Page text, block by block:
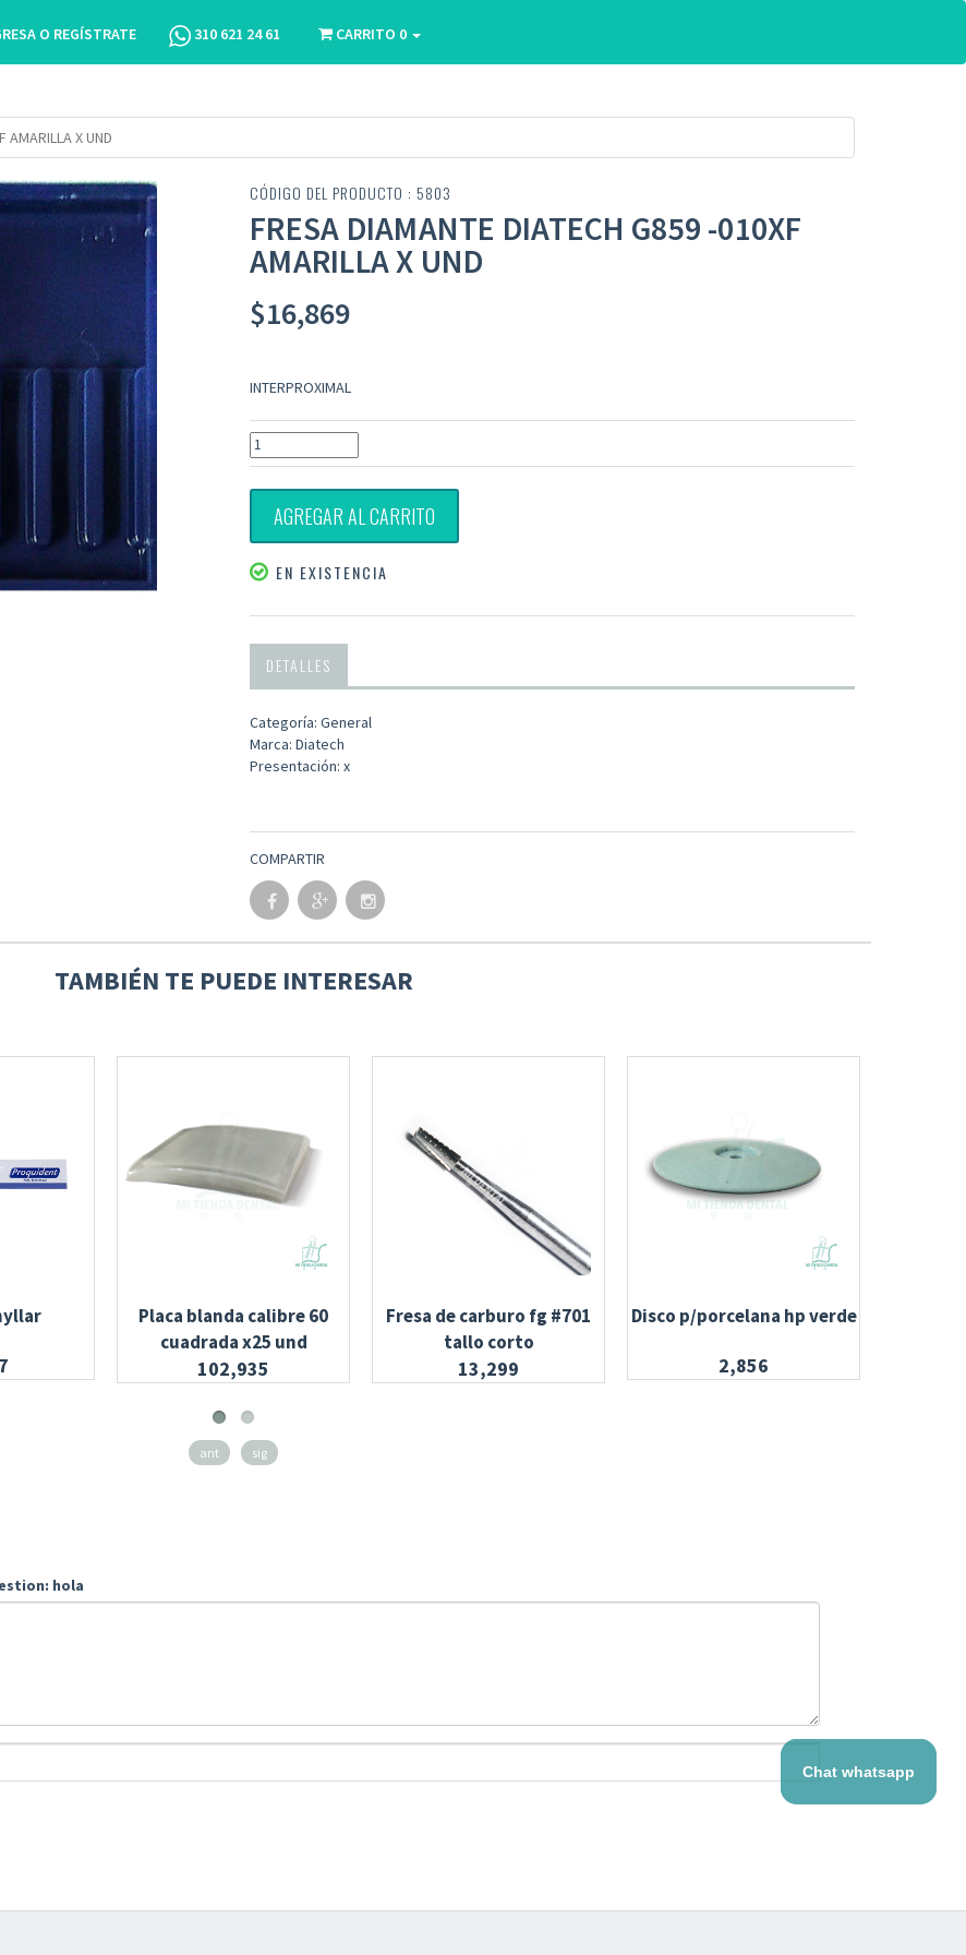
O REGÍSTRATE 310 621 24 61 CARRITO 0
AMARILLA X UND
CÓDIGO DEL PRODUCTO : 5803
FRESA DIAMANTE DIATECH G859 -010XF
AMARILLA X UND
$16,869
INTERPROXIMAL
AGREGAR AL CARRITO
EN EXISTENCIA
DETALLES
Categoría: General
Marca: Diatech
Presentación: x
COMPARTIR
TAMBIÉN TE PUEDE INTERESAR
Placa blanda calibre 60
cuadrada x25 und
102,935
Fresa de carburo fg #701
tallo corto
13,299
Disco p/porcelana hp verde
2,856
ant sig
hola
Chat whatsapp